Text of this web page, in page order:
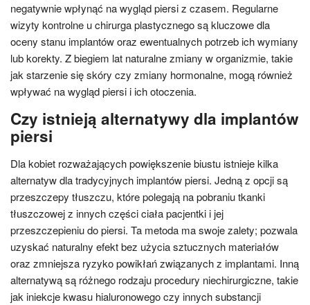
negatywnie wpłynąć na wygląd piersi z czasem. Regularne
wizyty kontrolne u chirurga plastycznego są kluczowe dla
oceny stanu implantów oraz ewentualnych potrzeb ich wymiany
lub korekty. Z biegiem lat naturalne zmiany w organizmie, takie
jak starzenie się skóry czy zmiany hormonalne, mogą również
wpływać na wygląd piersi i ich otoczenia.
Czy istnieją alternatywy dla implantów
piersi
Dla kobiet rozważających powiększenie biustu istnieje kilka
alternatyw dla tradycyjnych implantów piersi. Jedną z opcji są
przeszczepy tłuszczu, które polegają na pobraniu tkanki
tłuszczowej z innych części ciała pacjentki i jej
przeszczepieniu do piersi. Ta metoda ma swoje zalety; pozwala
uzyskać naturalny efekt bez użycia sztucznych materiałów
oraz zmniejsza ryzyko powikłań związanych z implantami. Inną
alternatywą są różnego rodzaju procedury niechirurgiczne, takie
jak iniekcje kwasu hialuronowego czy innych substancji